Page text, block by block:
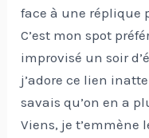
face à une réplique
C’est mon spot
improvisé un soir
j’adore ce lien
savais qu’on en a
Viens, je t’emmène